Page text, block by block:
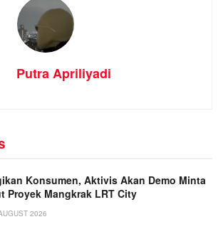
Putra Apriliyadi
Konsumen, Aktivis Akan Demo Minta
Proyek Mangkrak LRT City
2026